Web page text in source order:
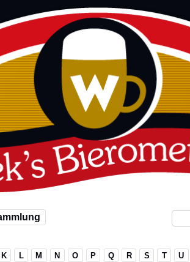
K L M N O P Q R S T U